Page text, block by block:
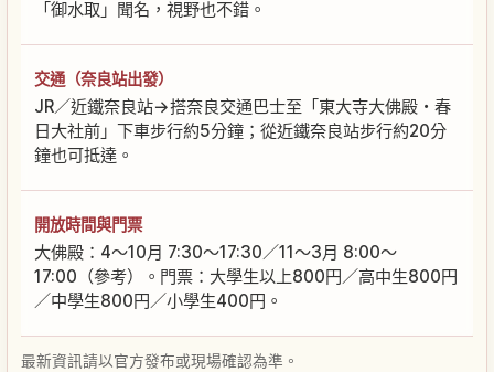
「御水取」聞名，視野也不錯。
交通（奈良站出發）
JR／近鐵奈良站→搭奈良交通巴士至「東大寺大佛殿・春
日大社前」下車步行約5分鐘；從近鐵奈良站步行約20分
鐘也可抵達。
開放時間與門票
大佛殿：4～10月 7:30～17:30／11～3月 8:00～
17:00（參考）。門票：大學生以上800円／高中生800円
／中學生800円／小學生400円。
最新資訊請以官方發布或現場確認為準。